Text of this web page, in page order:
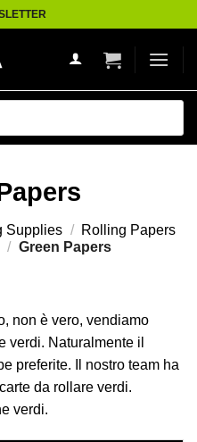
Supplies /
Rolling Papers
/ Green Papers
non è vero, vendiamo
verdi. Naturalmente il
preferite. Il nostro team ha
da rollare verdi.
verdi.